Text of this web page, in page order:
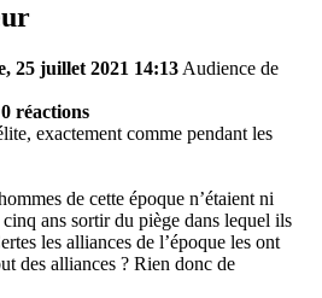
25 juillet 2021 14:13 Audience de
0 réactions
exactement comme pendant les
de cette époque n’étaient ni
ans sortir du piège dans lequel ils
les alliances de l’époque les ont
des alliances ? Rien donc de